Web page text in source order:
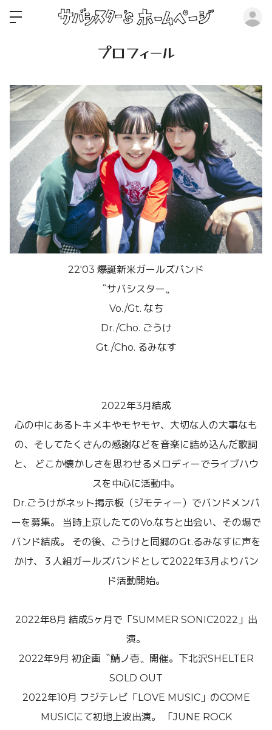
プロフィール
22'03 爆誕新米ガールズバンド
〝サバシスター〟
Vo./Gt. なち
Dr./Cho. ごうけ
Gt./Cho. るみなす
2022年3月結成
心の中にあるトキメキやモヤモヤ、大切な人の大事なも
の、そしてたくさんの感謝などを音楽に詰め込んだ歌詞
と、 どこか懐かしさを思わせるメロディーでライブハウ
スを中心に活動中。
Dr.ごうけがネット掲示板（ジモティー）でバンドメンバ
ーを募集。 当時上京したてのVo.なちと出会い、その場で
バンド結成。 その後、ごうけと同郷のGt.るみなすに声を
かけ、３人組ガールズバンドとして2022年3月よりバン
ド活動開始。
2022年8月 結成5ヶ月で「SUMMER SONIC2022」出
演。
2022年9月 初企画〝鯖ノ壱〟開催。下北沢SHELTER
SOLD OUT
2022年10月 フジテレビ「LOVE MUSIC」のCOME
MUSICにて初地上波出演。 「JUNE ROCK